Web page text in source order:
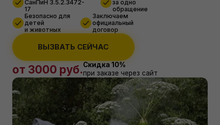
ВЫЗВАТЬ СЕЙЧАС
от 3000 руб. Скидка 10%
при заказе через сайт